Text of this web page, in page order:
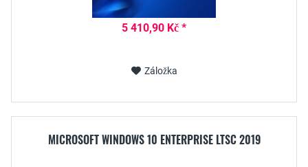
5 410,90 Kč *
Záložka
MICROSOFT WINDOWS 10 ENTERPRISE LTSC 2019